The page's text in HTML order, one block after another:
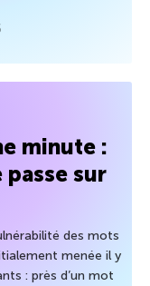
minute :
sur
des mots
menée il y
: près d’un mot